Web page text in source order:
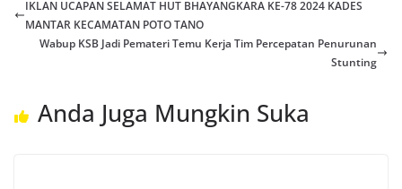
IKLAN UCAPAN SELAMAT HUT BHAYANGKARA KE-78 2024 KADES
MANTAR KECAMATAN POTO TANO
Wabup KSB Jadi Pemateri Temu Kerja Tim Percepatan Penurunan
Stunting
Anda Juga Mungkin Suka